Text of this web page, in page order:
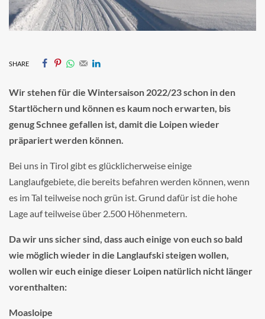
SHARE
Wir stehen für die Wintersaison 2022/23 schon in den
Startlöchern und können es kaum noch erwarten, bis
genug Schnee gefallen ist, damit die Loipen wieder
präpariert werden können.
Bei uns in Tirol gibt es glücklicherweise einige
Langlaufgebiete, die bereits befahren werden können, wenn
es im Tal teilweise noch grün ist. Grund dafür ist die hohe
Lage auf teilweise über 2.500 Höhenmetern.
Da wir uns sicher sind, dass auch einige von euch so bald
wie möglich wieder in die Langlaufski steigen wollen,
wollen wir euch einige dieser Loipen natürlich nicht länger
vorenthalten:
Moasloipe